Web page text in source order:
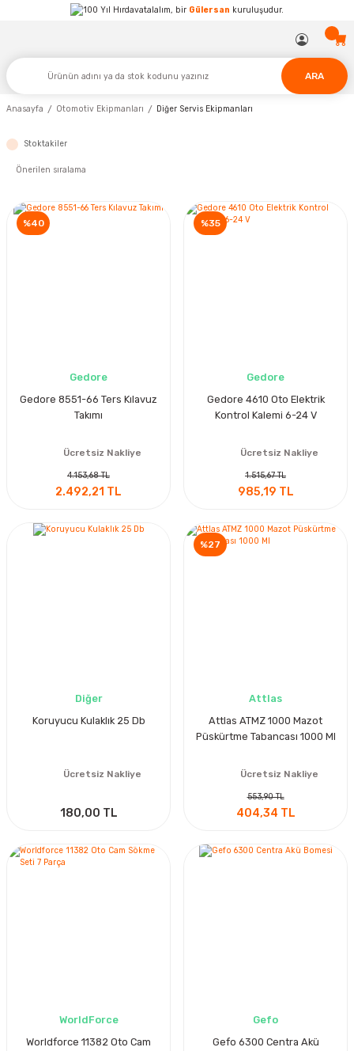
Hırdavatalalım, bir Gülersan kuruluşudur.
ARA
Anasayfa Otomotiv Ekipmanları Diğer Servis Ekipmanları
Stoktakiler
%40
Gedore
Gedore 8551-66 Ters Kılavuz
Takımı
Ücretsiz Nakliye
4.153,68 TL
2.492,21 TL
%35
Gedore
Gedore 4610 Oto Elektrik
Kontrol Kalemi 6-24 V
Ücretsiz Nakliye
1.515,67 TL
985,19 TL
Diğer
Koruyucu Kulaklık 25 Db
Ücretsiz Nakliye
180,00 TL
%27
Attlas
Attlas ATMZ 1000 Mazot
Püskürtme Tabancası 1000 Ml
Ücretsiz Nakliye
553,90 TL
404,34 TL
WorldForce
Worldforce 11382 Oto Cam
Gefo
Gefo 6300 Centra Akü